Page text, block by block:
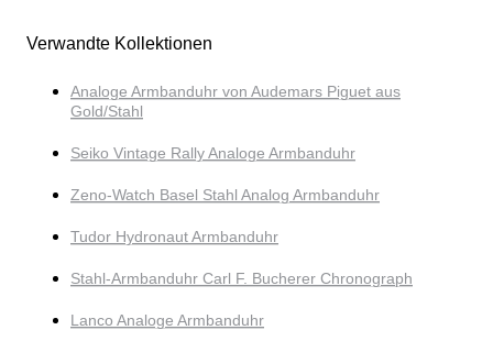
Verwandte Kollektionen
Analoge Armbanduhr von Audemars Piguet aus
Gold/Stahl
Seiko Vintage Rally Analoge Armbanduhr
Zeno-Watch Basel Stahl Analog Armbanduhr
Tudor Hydronaut Armbanduhr
Stahl-Armbanduhr Carl F. Bucherer Chronograph
Lanco Analoge Armbanduhr